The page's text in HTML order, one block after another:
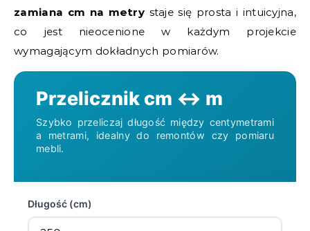
zamiana cm na metry staje się prosta i intuicyjna,
co jest nieocenione w każdym projekcie
wymagającym dokładnych pomiarów.
Przelicznik cm ↔ m
Szybko przeliczaj długość między centymetrami
a metrami, idealny do remontów czy pomiaru
mebli.
Długość (cm)